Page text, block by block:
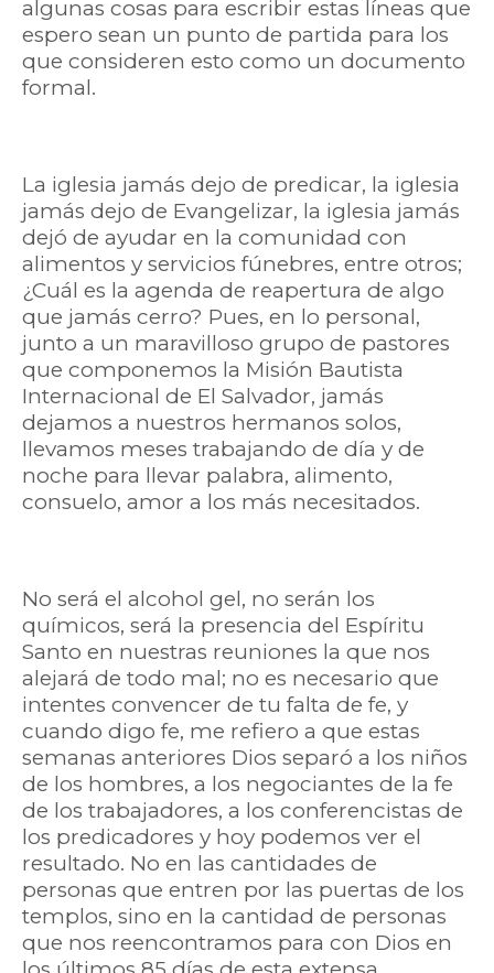
algunas cosas para escribir estas líneas que
espero sean un punto de partida para los
que consideren esto como un documento
formal.
La iglesia jamás dejo de predicar, la iglesia
jamás dejo de Evangelizar, la iglesia jamás
dejó de ayudar en la comunidad con
alimentos y servicios fúnebres, entre otros;
¿Cuál es la agenda de reapertura de algo
que jamás cerro? Pues, en lo personal,
junto a un maravilloso grupo de pastores
que componemos la Misión Bautista
Internacional de El Salvador, jamás
dejamos a nuestros hermanos solos,
llevamos meses trabajando de día y de
noche para llevar palabra, alimento,
consuelo, amor a los más necesitados.
No será el alcohol gel, no serán los
químicos, será la presencia del Espíritu
Santo en nuestras reuniones la que nos
alejará de todo mal; no es necesario que
intentes convencer de tu falta de fe, y
cuando digo fe, me refiero a que estas
semanas anteriores Dios separó a los niños
de los hombres, a los negociantes de la fe
de los trabajadores, a los conferencistas de
los predicadores y hoy podemos ver el
resultado. No en las cantidades de
personas que entren por las puertas de los
templos, sino en la cantidad de personas
que nos reencontramos para con Dios en